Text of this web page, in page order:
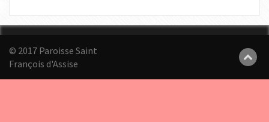
© 2017 Paroisse Saint
François d'Assise